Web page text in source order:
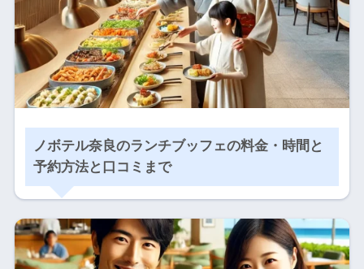
ノボテル奈良のランチブッフェの料金・時間と
予約方法と口コミまで